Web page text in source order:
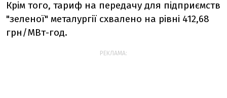
Крім того, тариф на передачу для підприємств
"зеленої" металургії схвалено на рівні 412,68
грн/МВт-год.
РЕКЛАМА: